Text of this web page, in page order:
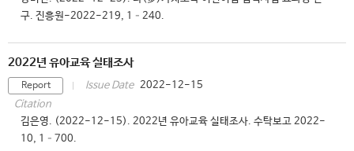
구. 진흥원-2022-219, 1–240.
2022년 유아교육 실태조사
Report Issue Date 2022-12-15
Citation
김은영. (2022-12-15). 2022년 유아교육 실태조사. 수탁보고 2022-
10, 1–700.